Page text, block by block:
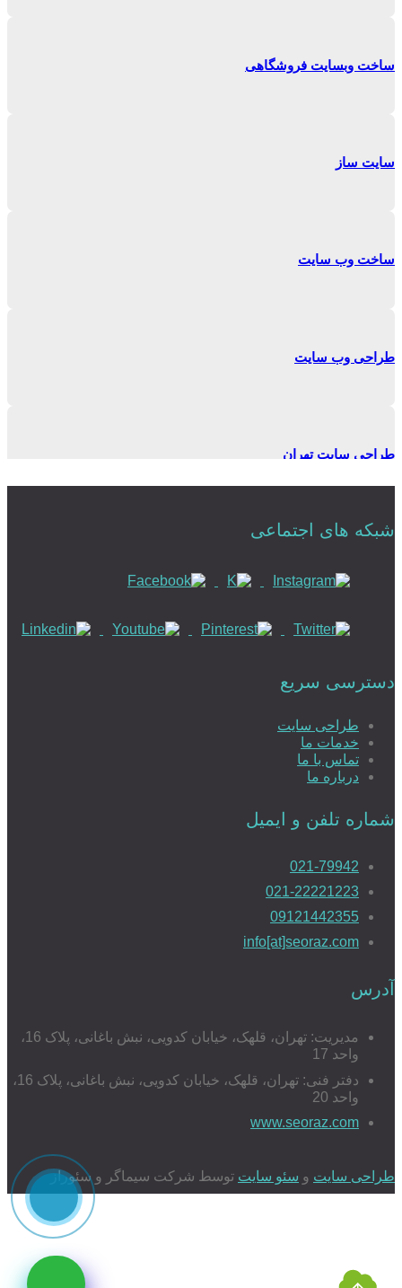
ساخت وبسایت فروشگاهی
سایت ساز
ساخت وب سایت
طراحی وب سایت
طراحی سایت تهران
طراحی سایت رزرو هتل
طراحی سایت با MVC
طراحی سایت شخصی
طراحی سایت آموزشی
شبکه های اجتماعی
دسترسی سریع
طراحی سایت
خدمات ما
تماس با ما
درباره ما
شماره تلفن و ایمیل
021-79942
021-22221223
09121442355
info[at]seoraz.com
آدرس
مدیریت: تهران، قلهک، خیابان کدویی، نبش باغانی، پلاک 16،
واحد 17
دفتر فنی: تهران، قلهک، خیابان کدویی، نبش باغانی، پلاک 16،
واحد 20
www.seoraz.com
طراحی سایت و سئو سایت توسط شرکت سیماگر و سئوراز